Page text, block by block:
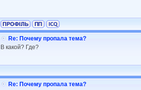
Re: Почему пропала тема?
В какой? Где?
Re: Почему пропала тема?